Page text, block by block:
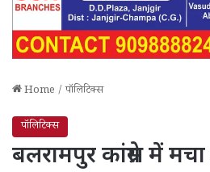
Home / पॉलिटिक्स
पॉलिटिक्स
बलरामपुर कांग्रेस में